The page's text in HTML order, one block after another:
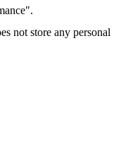
not store any personal